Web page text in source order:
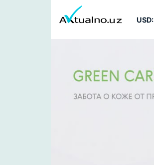
USD: